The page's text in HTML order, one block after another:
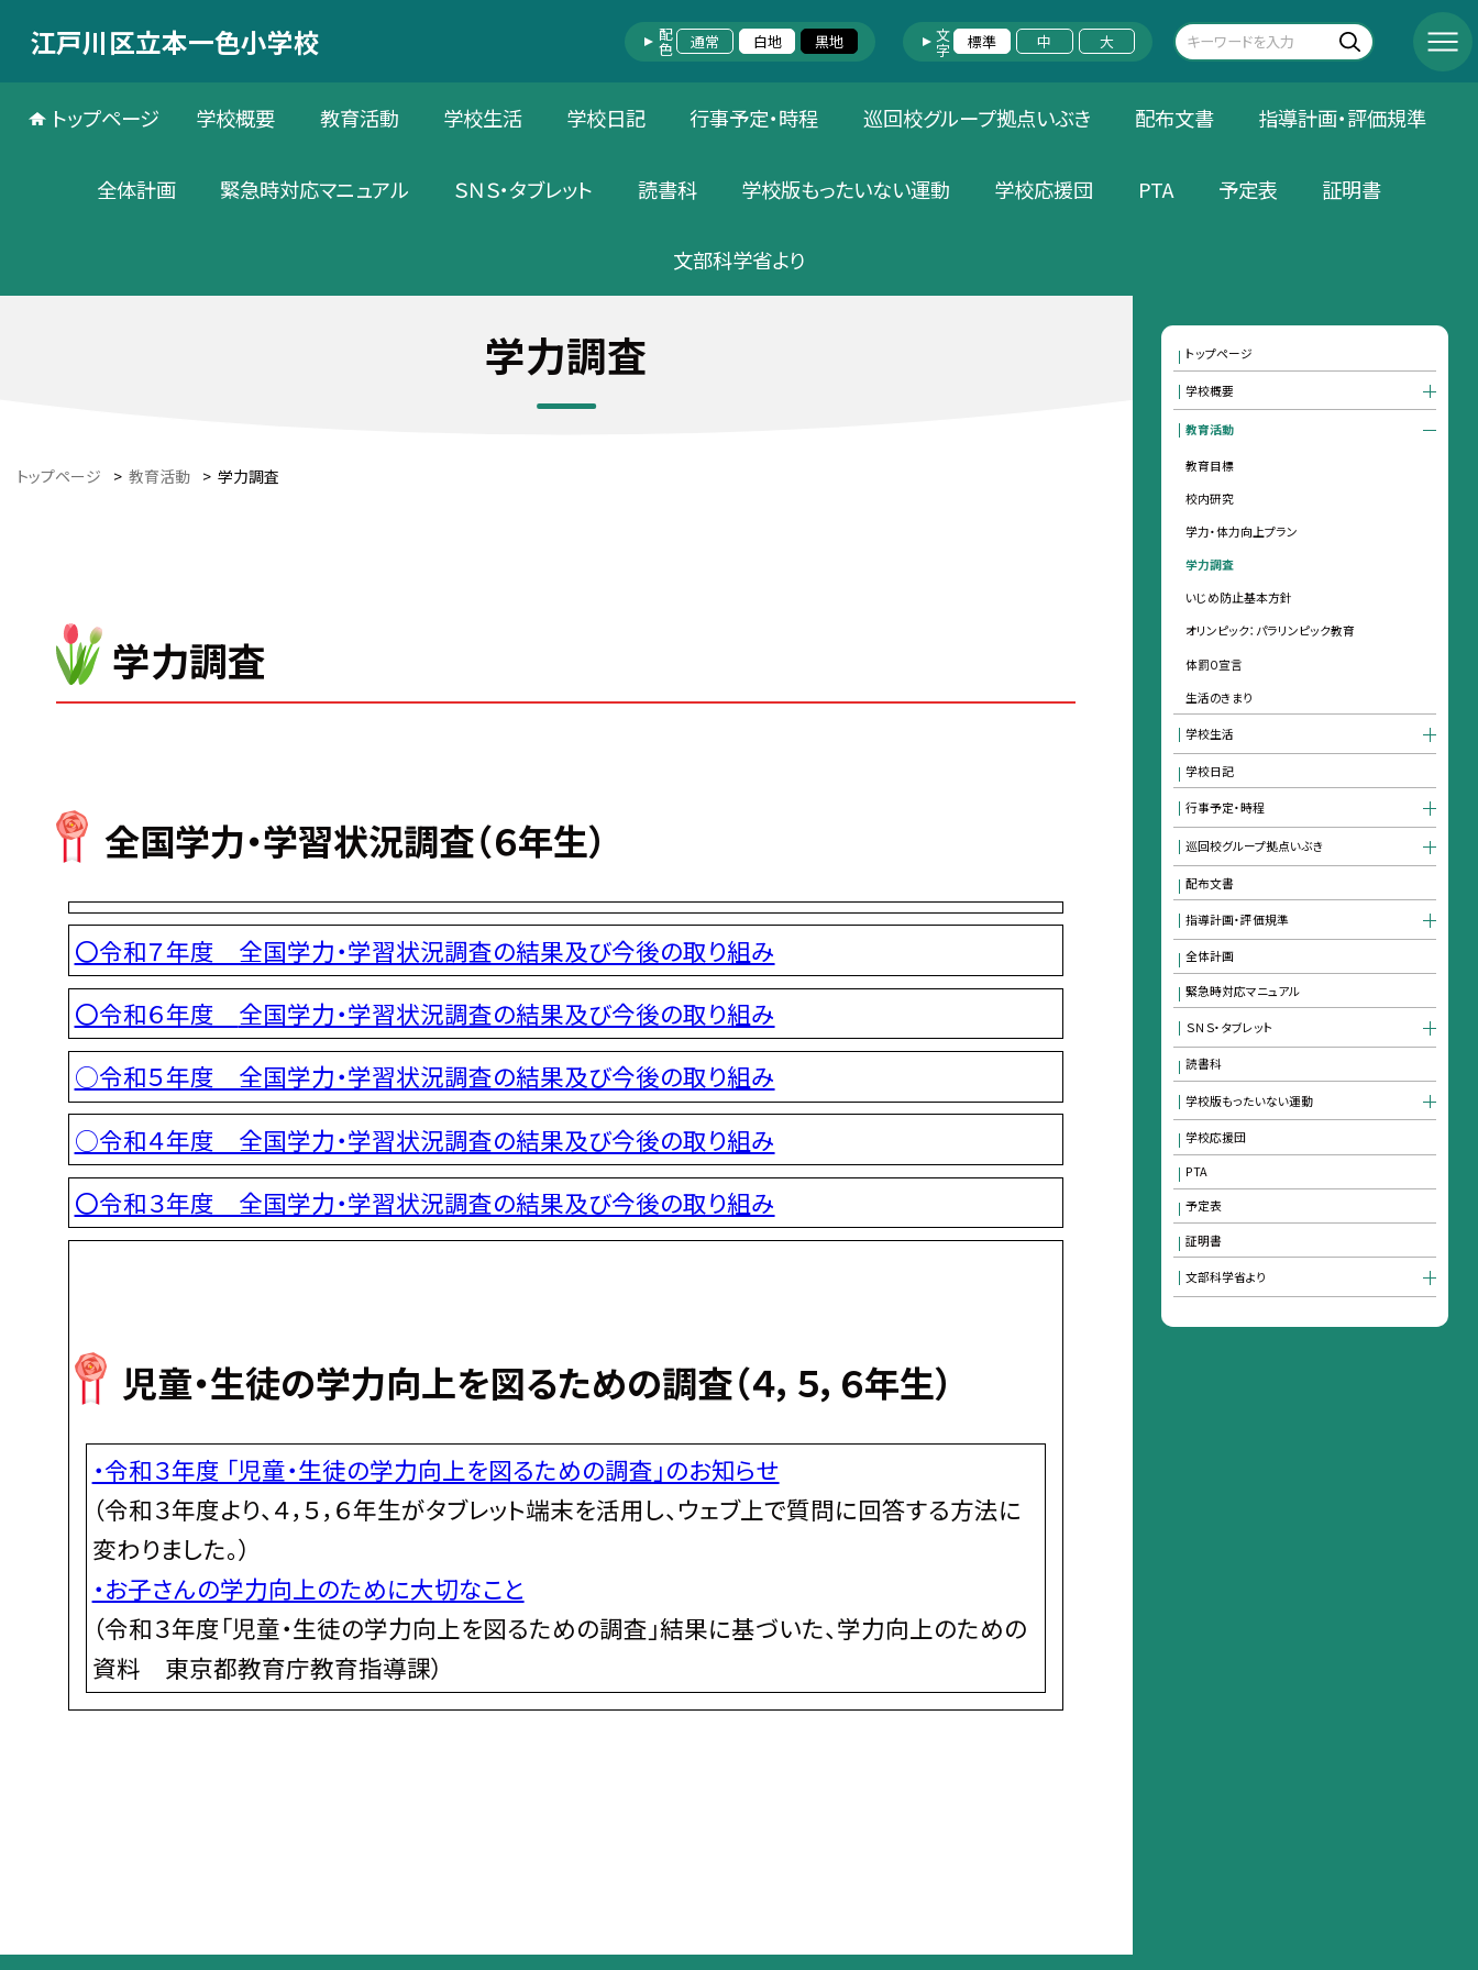
江戸川区立本一色小学校 配色 通常 白地 黒地 文字 標準 中 大
トップページ 学校概要 教育活動 学校生活 学校日記 行事予定・時程 巡回校グループ拠点いぶき 配布文書 指導計画・評価規準
全体計画 緊急時対応マニュアル ＳＮＳ・タブレット 読書科 学校版もったいない運動 学校応援団 PTA 予定表 証明書
文部科学省より
学力調査
トップページ > 教育活動 > 学力調査
学力調査
全国学力・学習状況調査（６年生）
〇令和７年度 全国学力・学習状況調査の結果及び今後の取り組み
〇令和６年度 全国学力・学習状況調査の結果及び今後の取り組み
○令和５年度 全国学力・学習状況調査の結果及び今後の取り組み
○令和４年度 全国学力・学習状況調査の結果及び今後の取り組み
〇令和３年度 全国学力・学習状況調査の結果及び今後の取り組み
児童・生徒の学力向上を図るための調査（４，５，６年生）
・令和３年度 「児童・生徒の学力向上を図るための調査」のお知らせ
（令和３年度より、４，５，６年生がタブレット端末を活用し、ウェブ上で質問に回答する方法に
変わりました。）
・お子さんの学力向上のために大切なこと
（令和３年度「児童・生徒の学力向上を図るための調査」結果に基づいた、学力向上のための
資料 東京都教育庁教育指導課）
トップページ
学校概要
教育活動
教育目標
校内研究
学力・体力向上プラン
学力調査
いじめ防止基本方針
オリンピック：パラリンピック教育
体罰０宣言
生活のきまり
学校生活
学校日記
行事予定・時程
巡回校グループ拠点いぶき
配布文書
指導計画・評価規準
全体計画
緊急時対応マニュアル
ＳＮＳ・タブレット
読書科
学校版もったいない運動
学校応援団
PTA
予定表
証明書
文部科学省より